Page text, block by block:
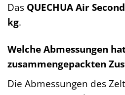
Das QUECHUA Air
kg.
Welche Abmessungen
zusammengepackten
Die Abmessungen des